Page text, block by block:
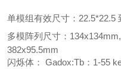
单模组有效尺寸：22.5*22.5
多模阵列尺寸：
382x95.5mm
闪烁体： Gadox:Tb：1-55